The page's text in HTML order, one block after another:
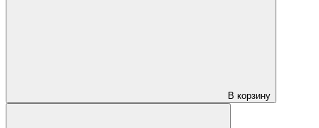
В корзину